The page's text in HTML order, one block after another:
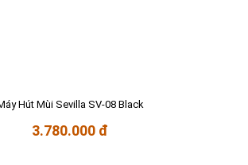
Hút Mùi Sevilla SV-08 Black
3.780.000 đ